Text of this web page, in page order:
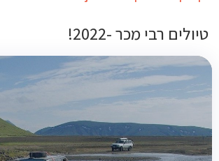
טיולים רבי מכר -2022!